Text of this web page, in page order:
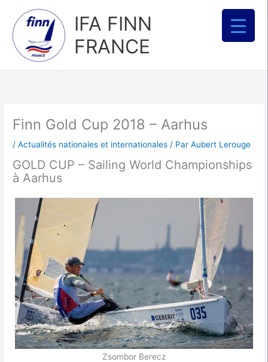
contenu
IFA FINN
FRANCE
Finn Gold Cup 2018 – Aarhus
/Actualités nationales et internationales / ParAubert Lerouge
GOLD CUP – Sailing World Championships
à Aarhus
Zsombor Berecz